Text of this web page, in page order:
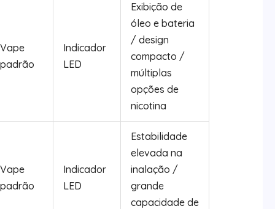
Vape
padrão
Indicador
LED
Exibição de
óleo e bateria
/ design
compacto /
múltiplas
opções de
nicotina
Vape
padrão
Indicador
LED
Estabilidade
elevada na
inalação /
grande
capacidade de